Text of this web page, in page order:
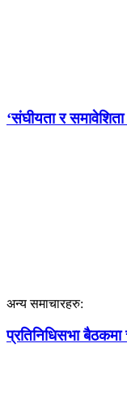
‘संघीयता र
अन्य समाचारहरु:
प्रतिनिधिसभा